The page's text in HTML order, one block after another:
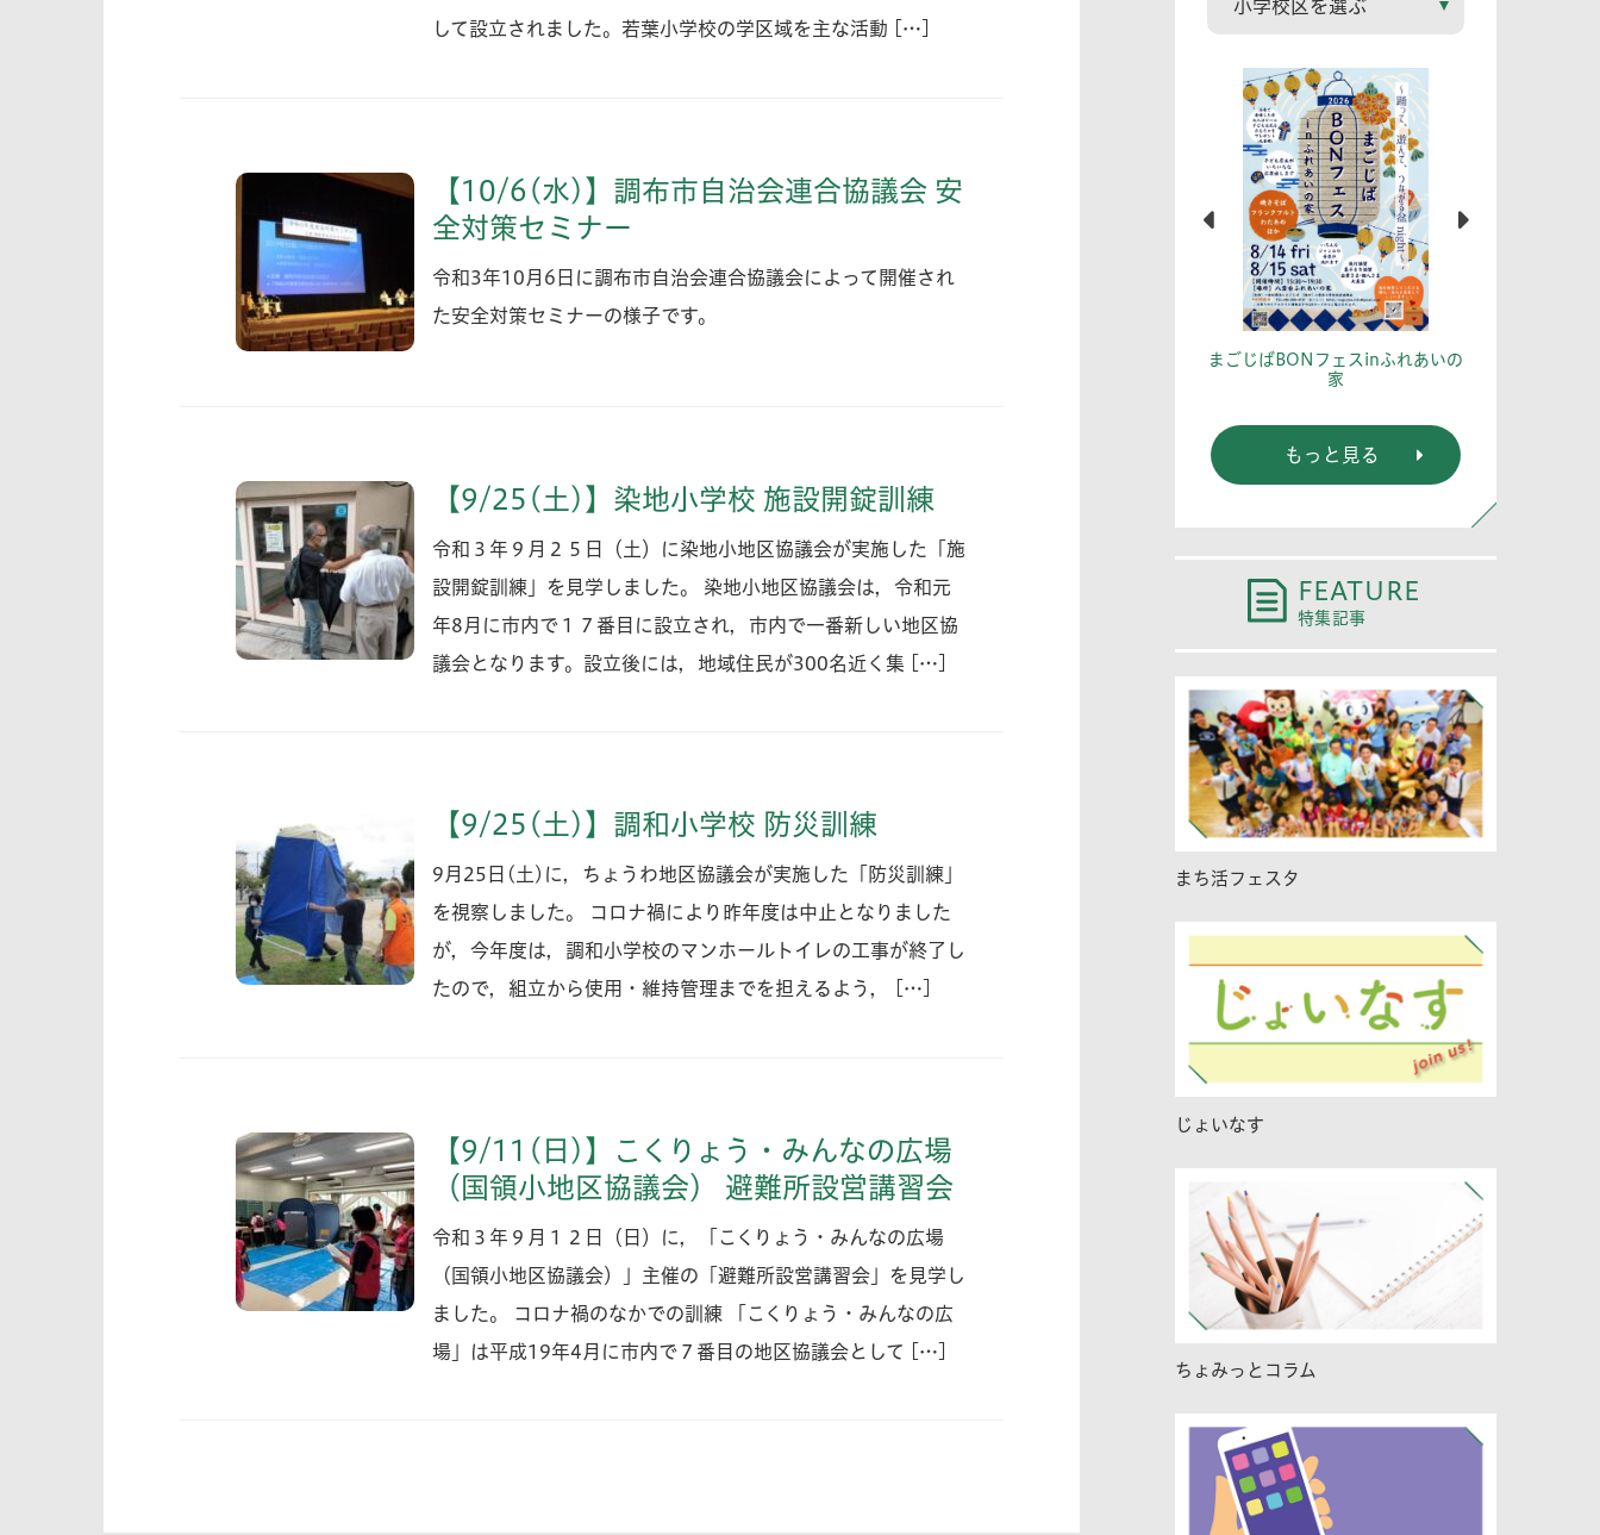
して設立されました。若葉小学校の学区域を主な活動 […]
【10/6(水)】調布市自治会連合協議会 安
全対策セミナー
令和3年10月6日に調布市自治会連合協議会によって開催され
た安全対策セミナーの様子です。
【9/25(土)】染地小学校 施設開錠訓練
令和３年９月２５日（土）に染地小地区協議会が実施した「施
設開錠訓練」を見学しました。 染地小地区協議会は，令和元
年8月に市内で１７番目に設立され，市内で一番新しい地区協
議会となります。設立後には，地域住民が300名近く集 […]
【9/25(土)】調和小学校 防災訓練
9月25日(土)に，ちょうわ地区協議会が実施した「防災訓練」
を視察しました。 コロナ禍により昨年度は中止となりました
が，今年度は，調和小学校のマンホールトイレの工事が終了し
たので，組立から使用・維持管理までを担えるよう， […]
【9/11(日)】こくりょう・みんなの広場
（国領小地区協議会） 避難所設営講習会
令和３年９月１２日（日）に，「こくりょう・みんなの広場
（国領小地区協議会）」主催の「避難所設営講習会」を見学し
ました。 コロナ禍のなかでの訓練 「こくりょう・みんなの広
場」は平成19年4月に市内で７番目の地区協議会として […]
まごじばBONフェスinふれあいの
家
もっと見る
FEATURE
特集記事
まち活フェスタ
じょいなす
ちょみっとコラム